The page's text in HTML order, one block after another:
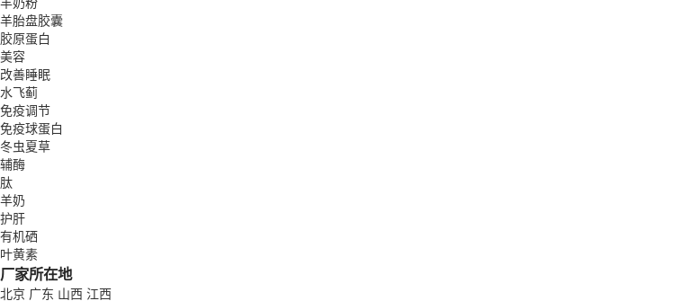
羊胎盘胶囊
胶原蛋白
美容
改善睡眠
水飞蓟
免疫调节
免疫球蛋白
冬虫夏草
辅酶
肽
羊奶
护肝
有机硒
叶黄素
厂家所在地
北京 广东 山西 江西